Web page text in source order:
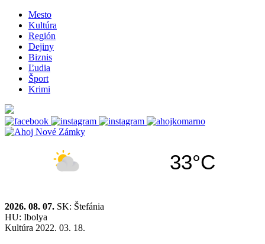
Mesto
Kultúra
Región
Dejiny
Biznis
Ľudia
Šport
Krimi
33°C
2026. 08. 07. SK: Štefánia
HU: Ibolya
Kultúra 2022. 03. 18.